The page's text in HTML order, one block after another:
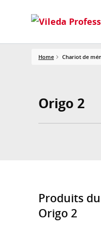
Home Chariot de
Origo 2
Produits
Origo 2